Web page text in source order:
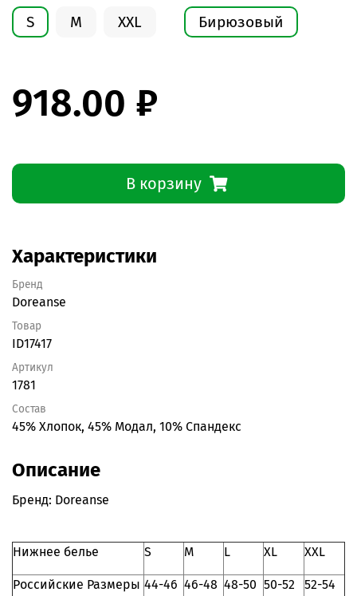
S M XXL Бирюзовый
918.00 ₽
В корзину
Характеристики
Бренд
Doreanse
Товар
ID17417
Артикул
1781
Состав
45% Хлопок, 45% Модал, 10% Спандекс
Описание
Бренд: Doreanse
Нижнее белье S M L XL XXL
Российские Размеры 44-46 46-48 48-50 50-52 52-54